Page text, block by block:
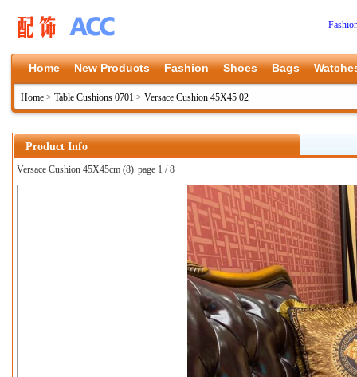
Home New Products Fashion Shoes Bags
Home > Table Cushions 0701 > Versace Cushion 45X45 02
Product Info
Versace Cushion 45X45cm (8) page 1 / 8
上一张